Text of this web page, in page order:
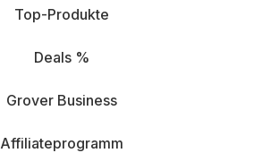
Top-Produkte
Deals %
Grover Business
Affiliateprogramm